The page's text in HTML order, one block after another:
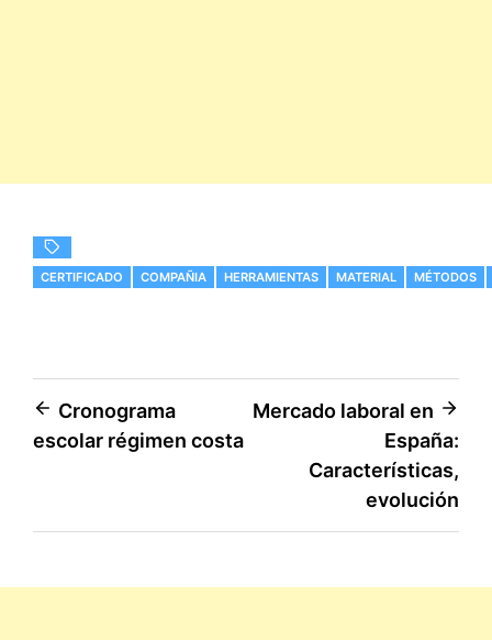
CERTIFICADO COMPAÑIA HERRAMIENTAS MATERIAL MÉTODOS
Navegación
de
Cronograma
escolar régimen costa
Mercado laboral en
España:
Características,
evolución